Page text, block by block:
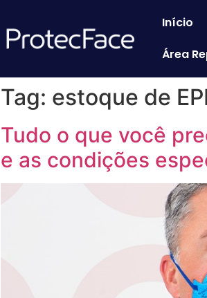
Início
Área
Tag: estoque de EPI
Tudo o que você
e as condições